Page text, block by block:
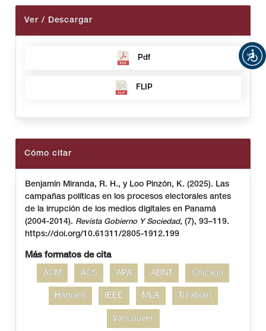
Ver / Descargar
Pdf
FLIP
Cómo citar
Benjamín Miranda, R. H., y Loo Pinzón, K. (2025). Las
campañas políticas en los procesos electorales antes
de la irrupción de los medios digitales en Panamá
(2004-2014). Revista Gobierno Y Sociedad, (7), 93–119.
https://doi.org/10.61311/2805-1912.199
Más formatos de cita
ACM ACS APA ABNT Chicago
Harvard IEEE MLA Turabian
Vancouver